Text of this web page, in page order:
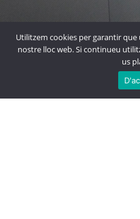
Utilitzem cookies per garantir
nostre lloc web. Si continueu
us